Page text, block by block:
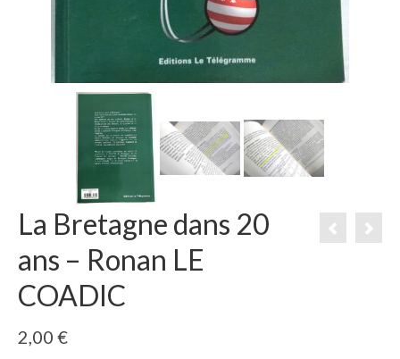
La Bretagne dans 20
ans – Ronan LE
COADIC
2,00 €